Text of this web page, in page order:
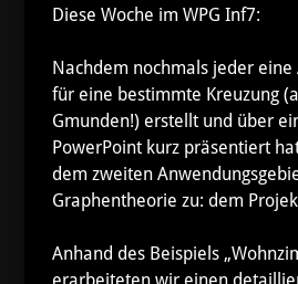
Diese Woche im WPG Inf7:
Nachdem nochmals jeder eine
für eine bestimmte Kreuzung
Gmunden!) erstellt und über
PowerPoint kurz präsentiert
dem zweiten
Graphentheorie zu: dem
Anhand des Beispiels